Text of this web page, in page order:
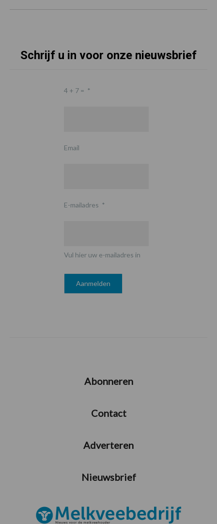
Schrijf u in voor onze nieuwsbrief
4 + 7 = *
Email
E-mailadres *
Vul hier uw e-mailadres in
Abonneren
Contact
Adverteren
Nieuwsbrief